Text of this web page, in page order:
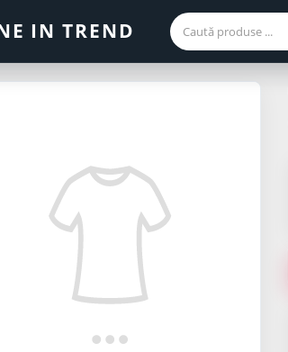
IN TREND